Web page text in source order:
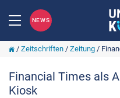
NEWS
/ Zeitschriften/ Zeitung/
Financial Times als
Kiosk